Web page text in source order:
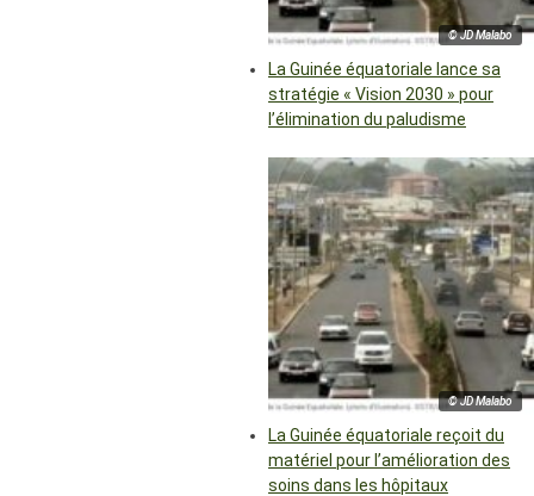
© JD Malabo
La Guinée équatoriale lance sa
stratégie « Vision 2030 » pour
l’élimination du paludisme
© JD Malabo
La Guinée équatoriale reçoit du
matériel pour l’amélioration des
soins dans les hôpitaux